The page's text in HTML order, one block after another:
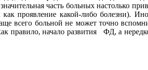
часть больных настолько
проявление какой-либо болезни).
всего больной не может точно
правило, начало развития ФД, а